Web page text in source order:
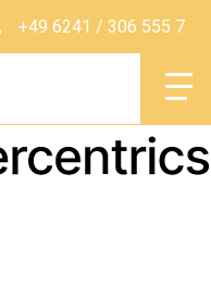
+49 6241 / 306 555 7